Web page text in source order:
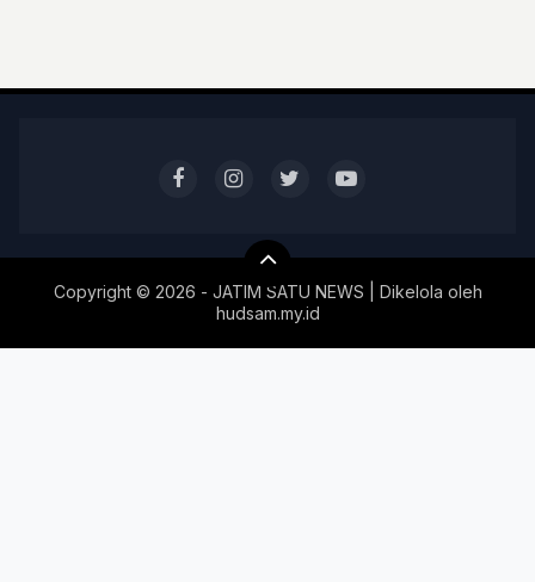
Copyright © 2026 - JATIM SATU NEWS | Dikelola oleh
hudsam.my.id